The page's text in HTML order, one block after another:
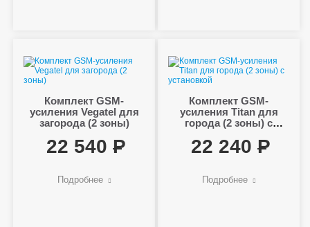
Комплект GSM-
усиления Vegatel для
загорода (2 зоны)
22 540
Подробнее
Комплект GSM-
усиления Titan для
города (2 зоны) с
22 240
Подробнее